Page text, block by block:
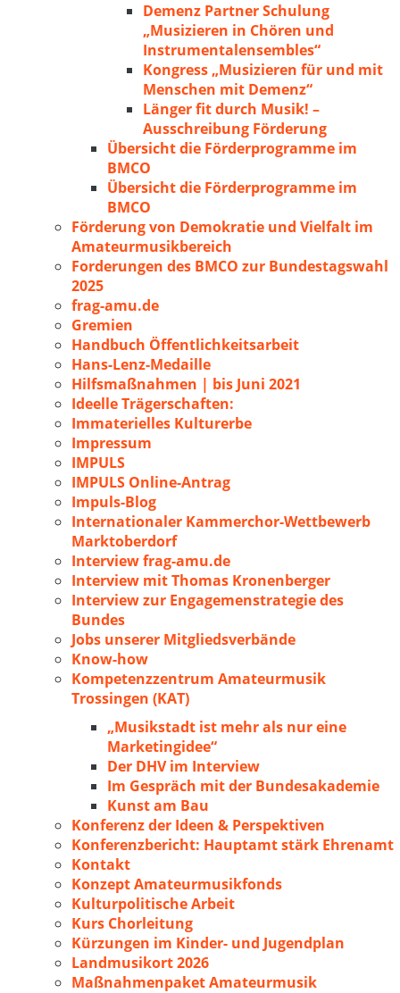
Demenz Partner Schulung
„Musizieren in Chören und
Instrumentalensembles“
Kongress „Musizieren für und mit
Menschen mit Demenz“
Länger fit durch Musik! –
Ausschreibung Förderung
Übersicht die Förderprogramme im
BMCO
Übersicht die Förderprogramme im
BMCO
Förderung von Demokratie und Vielfalt im
Amateurmusikbereich
Forderungen des BMCO zur Bundestagswahl
2025
frag-amu.de
Gremien
Handbuch Öffentlichkeitsarbeit
Hans-Lenz-Medaille
Hilfsmaßnahmen | bis Juni 2021
Ideelle Trägerschaften:
Immaterielles Kulturerbe
Impressum
IMPULS
IMPULS Online-Antrag
Impuls-Blog
Internationaler Kammerchor-Wettbewerb
Marktoberdorf
Interview frag-amu.de
Interview mit Thomas Kronenberger
Interview zur Engagemenstrategie des
Bundes
Jobs unserer Mitgliedsverbände
Know-how
Kompetenzzentrum Amateurmusik
Trossingen (KAT)
„Musikstadt ist mehr als nur eine
Marketingidee“
Der DHV im Interview
Im Gespräch mit der Bundesakademie
Kunst am Bau
Konferenz der Ideen & Perspektiven
Konferenzbericht: Hauptamt stärk Ehrenamt
Kontakt
Konzept Amateurmusikfonds
Kulturpolitische Arbeit
Kurs Chorleitung
Kürzungen im Kinder- und Jugendplan
Landmusikort 2026
Maßnahmenpaket Amateurmusik